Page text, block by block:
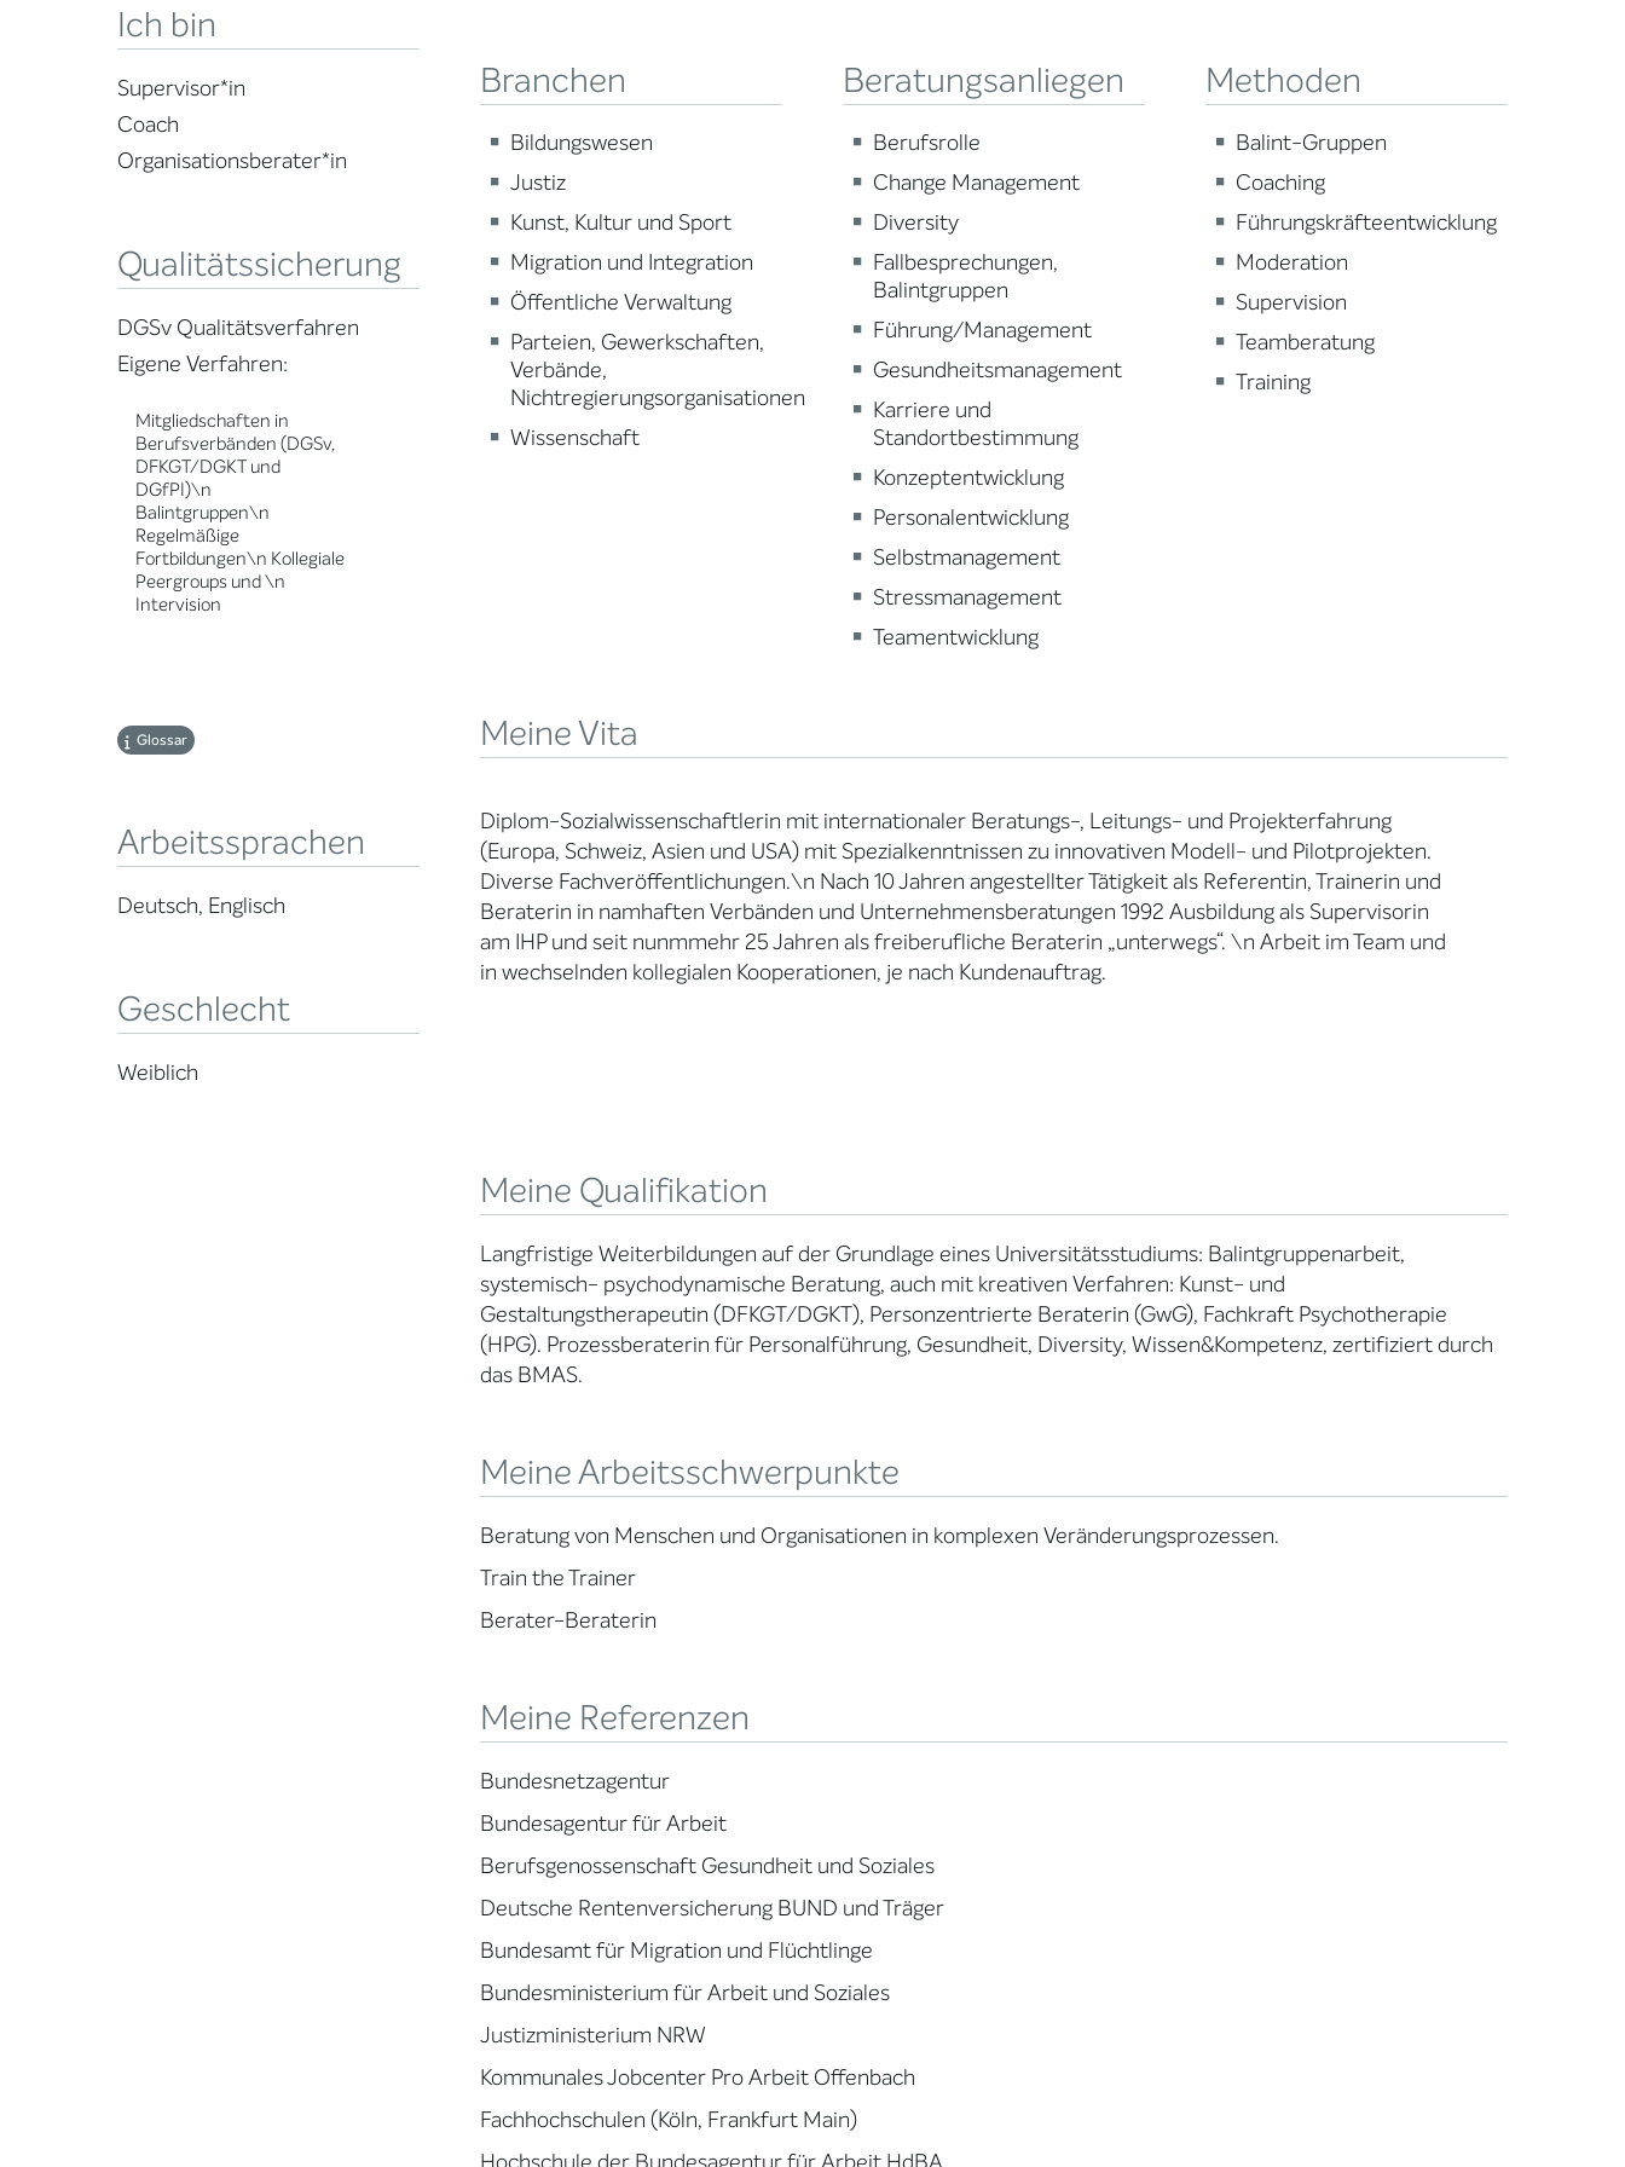
Ich bin
Supervisor*in
Coach
Organisationsberater*in
Qualitätssicherung
DGSv Qualitätsverfahren
Eigene Verfahren:
Mitgliedschaften in
Berufsverbänden (DGSv,
DFKGT/DGKT und
DGfPI)\n
Balintgruppen\n
Regelmäßige
Fortbildungen\n Kollegiale
Peergroups und \n
Intervision
Glossar
Arbeitssprachen
Deutsch, Englisch
Geschlecht
Weiblich
Branchen
Bildungswesen
Justiz
Kunst, Kultur und Sport
Migration und Integration
Öffentliche Verwaltung
Parteien, Gewerkschaften,
Verbände,
Nichtregierungsorganisationen
Wissenschaft
Beratungsanliegen
Berufsrolle
Change Management
Diversity
Fallbesprechungen,
Balintgruppen
Führung/Management
Gesundheitsmanagement
Karriere und
Standortbestimmung
Konzeptentwicklung
Personalentwicklung
Selbstmanagement
Stressmanagement
Teamentwicklung
Methoden
Balint-Gruppen
Coaching
Führungskräfteentwicklung
Moderation
Supervision
Teamberatung
Training
Meine Vita
Diplom-Sozialwissenschaftlerin mit internationaler Beratungs-, Leitungs- und Projekterfahrung
(Europa, Schweiz, Asien und USA) mit Spezialkenntnissen zu innovativen Modell- und Pilotprojekten.
Diverse Fachveröffentlichungen.\n Nach 10 Jahren angestellter Tätigkeit als Referentin, Trainerin und
Beraterin in namhaften Verbänden und Unternehmensberatungen 1992 Ausbildung als Supervisorin
am IHP und seit nunmmehr 25 Jahren als freiberufliche Beraterin „unterwegs“. \n Arbeit im Team und
in wechselnden kollegialen Kooperationen, je nach Kundenauftrag.
Meine Qualifikation
Langfristige Weiterbildungen auf der Grundlage eines Universitätsstudiums: Balintgruppenarbeit,
systemisch- psychodynamische Beratung, auch mit kreativen Verfahren: Kunst- und
Gestaltungstherapeutin (DFKGT/DGKT), Personzentrierte Beraterin (GwG), Fachkraft Psychotherapie
(HPG). Prozessberaterin für Personalführung, Gesundheit, Diversity, Wissen&Kompetenz, zertifiziert durch
das BMAS.
Meine Arbeitsschwerpunkte
Beratung von Menschen und Organisationen in komplexen Veränderungsprozessen.
Train the Trainer
Berater-Beraterin
Meine Referenzen
Bundesnetzagentur
Bundesagentur für Arbeit
Berufsgenossenschaft Gesundheit und Soziales
Deutsche Rentenversicherung BUND und Träger
Bundesamt für Migration und Flüchtlinge
Bundesministerium für Arbeit und Soziales
Justizministerium NRW
Kommunales Jobcenter Pro Arbeit Offenbach
Fachhochschulen (Köln, Frankfurt Main)